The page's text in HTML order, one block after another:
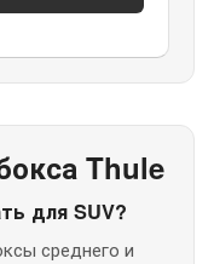
Thule
для SUV?
среднего и